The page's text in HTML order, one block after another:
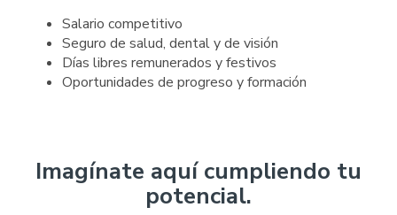
Salario competitivo
Seguro de salud, dental y de visión
Días libres remunerados y festivos
Oportunidades de progreso y formación
Imagínate aquí cumpliendo tu
potencial.